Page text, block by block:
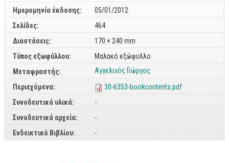
Photoshop
After Effects
Acrobat
Illustrator
Σχεδιαστικά
CorelDraw
AutoCAD
Ημερομηνία έκδοσης:
05/01/2012
Σελίδες:
464
Διαστάσεις:
170 × 240 mm
Τύπος εξωφύλλου:
Μαλακό εξώφυλλο
Μεταφραστής:
Αγγελινός Γιώργος
Περιεχόμενα:
30-6353-bookcontents.pdf
Συνοδευτικά υλικά:
-
Συνοδευτικά αρχεία:
-
Ενδεικτικό Βιβλίου:
-